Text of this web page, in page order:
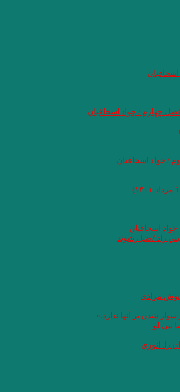
چهارم / جواد اسحاقیان
/ جواد اسحاقیان
اسحاقیان
زاد /ضيا رشوند
مرادی
شدن بر آنها ندارد.»
نبی لو
را. انوری